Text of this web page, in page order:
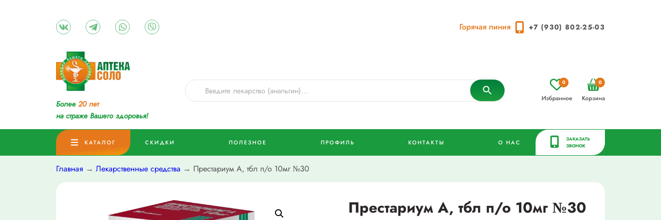
Горячая линия +7 (930) 802-25-03
Более 20 лет
на страже Вашего здоровья!
Избранное
0
Корзина
0
КАТАЛОГ СКИДКИ ПОЛЕЗНОЕ ПРОФИЛЬ КОНТАКТЫ О НАС
ЗАКАЗАТЬ
ЗВОНОК
Главная → Лекарственные средства → Престариум А, тбл п/о 10мг №30
Престариум А, тбл п/о 10мг №30